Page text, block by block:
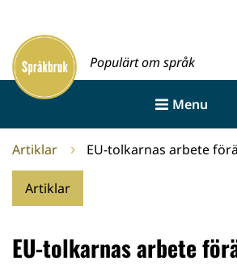
innehållet
Framsida
Populärt om språk
Menu
Artiklar EU-tolkarnas arbete
Artiklar
EU-tolkarnas arbete